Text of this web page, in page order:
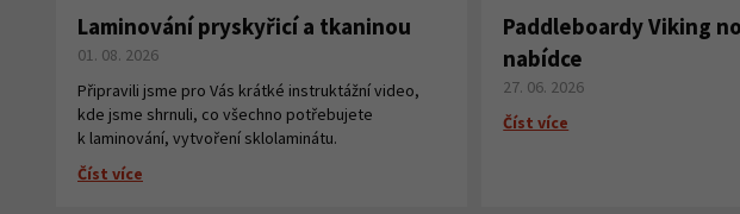
Laminování pryskyřicí a tkaninou
01. 08. 2026
Připravili jsme pro Vás krátké instruktážní video,
kde jsme shrnuli, co všechno potřebujete
k laminování, vytvoření sklolaminátu.
Číst více
Paddleboardy Viking
nabídce
27. 06. 2026
Číst více